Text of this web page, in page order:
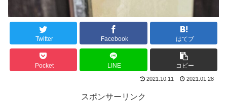
Twitter Facebook はてブ
Pocket LINE コピー
2021.10.11 2021.01.28
スポンサーリンク